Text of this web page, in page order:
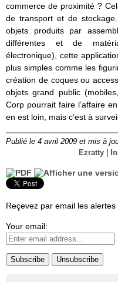
commerce de proximité ?
de transport et de
objets produits par
différentes et de
électronique), cette
plus simples comme les
création de coques ou
objets grand public
Corp pourrait faire l’affaire
en est loin, mais c’est à
Publié le 4 avril 2009 et mis à
Ezratty
Reçevez par email les
Your email: